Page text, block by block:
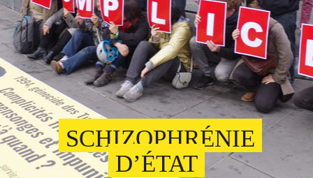
SCHIZOPHRÉNIE
D’ÉTAT